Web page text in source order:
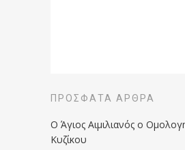
ΠΡΌΣΦΑΤΑ ΆΡΘΡΑ
Ο Άγιος Αιμιλιανός ο
Κυζίκου